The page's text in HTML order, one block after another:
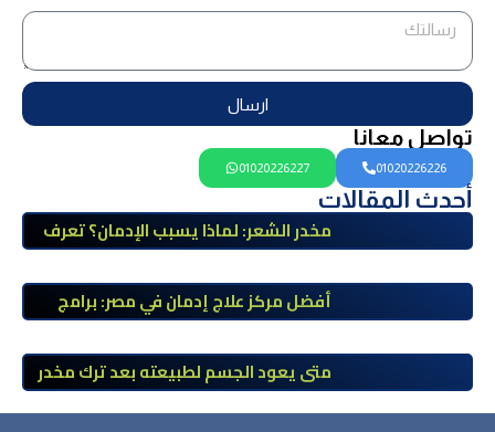
ارسال
تواصل معانا
01020226226
01020226227
أحدث المقالات
مخدر الشعر: لماذا يسبب الإدمان؟ تعرف
أفضل مركز علاج إدمان في مصر: برامج
طبي
متى يعود الجسم لطبيعته بعد ترك مخدر
الآيس؟ مراحل التعافي والعوامل المؤثرة